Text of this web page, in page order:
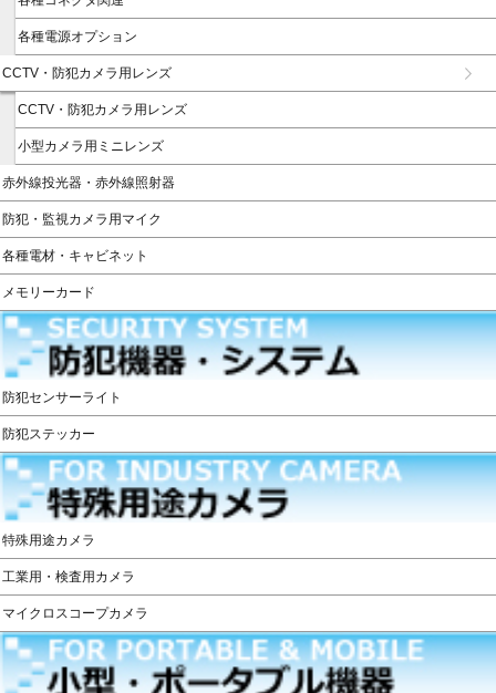
各種電源オプション
CCTV・防犯カメラ用レンズ
CCTV・防犯カメラ用レンズ
小型カメラ用ミニレンズ
赤外線投光器・赤外線照射器
防犯・監視カメラ用マイク
各種電材・キャビネット
メモリーカード
防犯センサーライト
防犯ステッカー
特殊用途カメラ
工業用・検査用カメラ
マイクロスコープカメラ